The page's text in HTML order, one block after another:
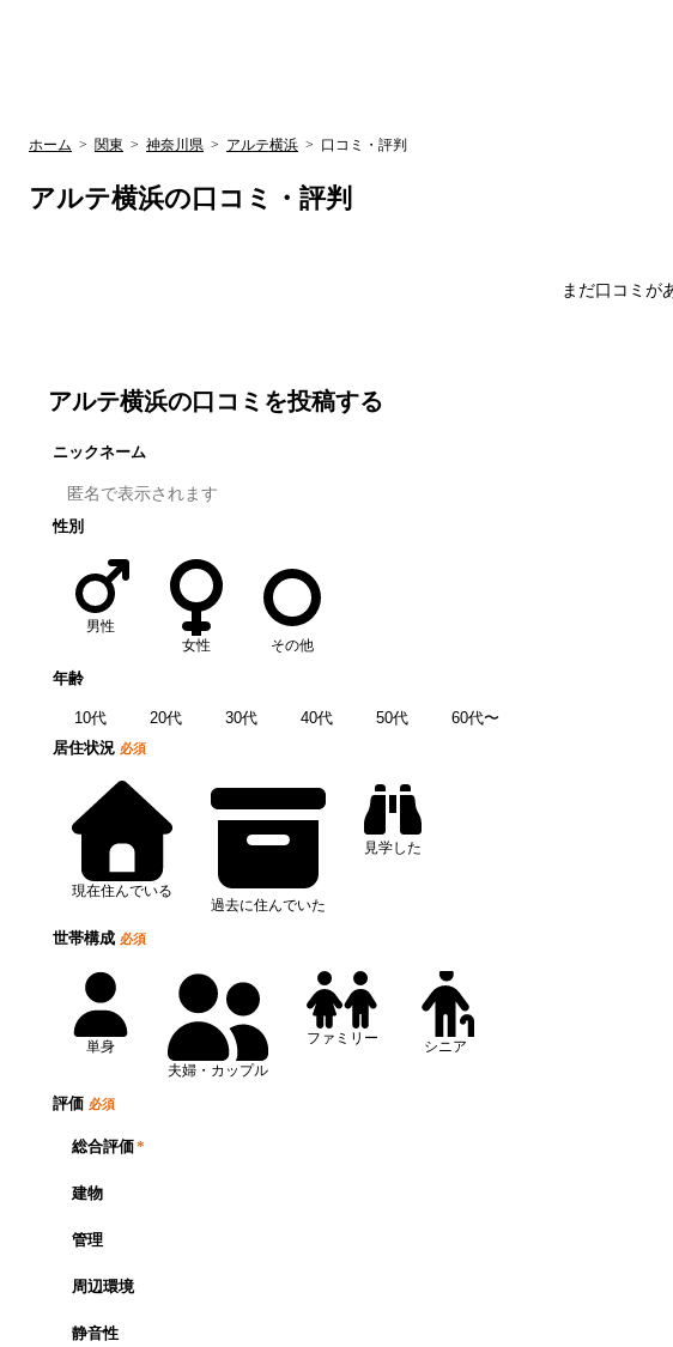
ホーム > 関東 > 神奈川県 > アルテ横浜 > 口コミ・評判
アルテ横浜の口コミ・評判
まだ口コミが
アルテ横浜の口コミを投稿する
ニックネーム
性別
男性
女性
その他
年齢
10代 20代 30代 40代 50代
60代〜
居住状況 必須
現在住んでいる
過去に住んでいた
見学した
世帯構成 必須
単身
夫婦・カップル
ファミリー シニア
評価 必須
総合評価*
建物
管理
周辺環境
静音性